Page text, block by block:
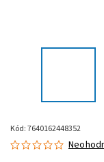
Kód:7640162448352